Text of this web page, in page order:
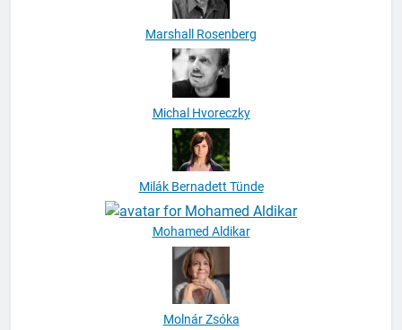
Marshall Rosenberg
Michal Hvoreczky
Milák Bernadett Tünde
Mohamed Aldikar
Molnár Zsóka